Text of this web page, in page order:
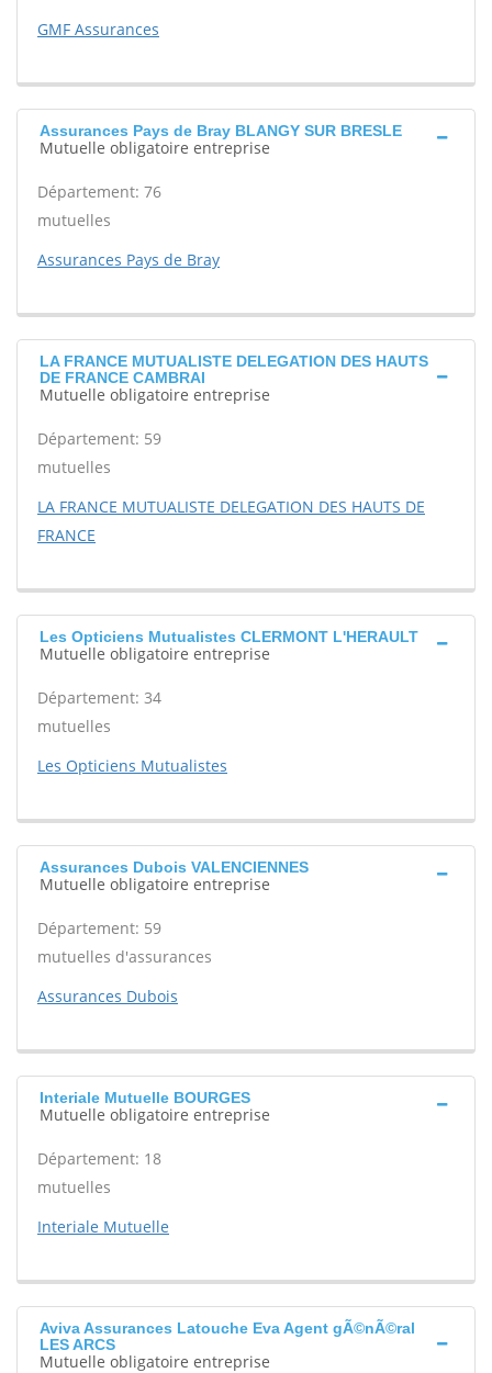
GMF Assurances
Assurances Pays de Bray BLANGY SUR BRESLE
Mutuelle obligatoire entreprise
Département: 76
mutuelles
Assurances Pays de Bray
LA FRANCE MUTUALISTE DELEGATION DES HAUTS
DE FRANCE CAMBRAI
Mutuelle obligatoire entreprise
Département: 59
mutuelles
LA FRANCE MUTUALISTE DELEGATION DES HAUTS DE
FRANCE
Les Opticiens Mutualistes CLERMONT L'HERAULT
Mutuelle obligatoire entreprise
Département: 34
mutuelles
Les Opticiens Mutualistes
Assurances Dubois VALENCIENNES
Mutuelle obligatoire entreprise
Département: 59
mutuelles d'assurances
Assurances Dubois
Interiale Mutuelle BOURGES
Mutuelle obligatoire entreprise
Département: 18
mutuelles
Interiale Mutuelle
Aviva Assurances Latouche Eva Agent gÃ©nÃ©ral
LES ARCS
Mutuelle obligatoire entreprise